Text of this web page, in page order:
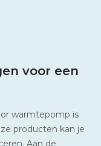
voor een
warmtepomp is
producten kan je
Aan de